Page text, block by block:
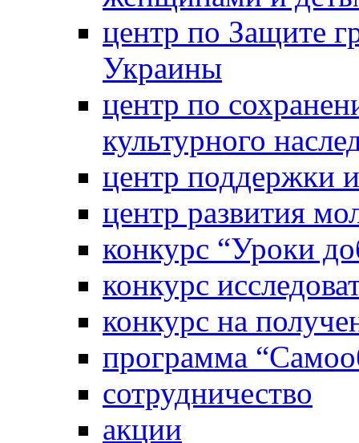
центр по Защите
Украины
центр по
культурного
центр поддержки
центр развития
конкурс “Уроки
конкурс
конкурс на
программа
сотрудничество
акции